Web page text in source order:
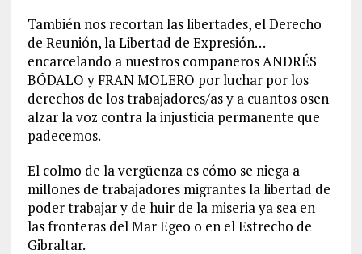
También nos recortan las libertades, el Derecho
de Reunión, la Libertad de Expresión…
encarcelando a nuestros compañeros ANDRÉS
BÓDALO y FRAN MOLERO por luchar por los
derechos de los trabajadores/as y a cuantos osen
alzar la voz contra la injusticia permanente que
padecemos.
El colmo de la vergüenza es cómo se niega a
millones de trabajadores migrantes la libertad de
poder trabajar y de huir de la miseria ya sea en
las fronteras del Mar Egeo o en el Estrecho de
Gibraltar.